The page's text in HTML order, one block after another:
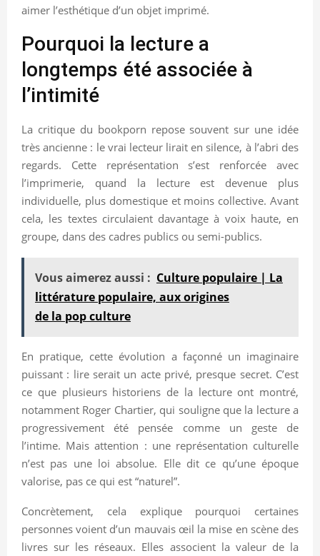
aimer l’esthétique d’un objet imprimé.
Pourquoi la lecture a
longtemps été associée à
l’intimité
La critique du bookporn repose souvent sur une idée
très ancienne : le vrai lecteur lirait en silence, à l’abri des
regards. Cette représentation s’est renforcée avec
l’imprimerie, quand la lecture est devenue plus
individuelle, plus domestique et moins collective. Avant
cela, les textes circulaient davantage à voix haute, en
groupe, dans des cadres publics ou semi-publics.
Vous aimerez aussi : Culture populaire | La
littérature populaire, aux origines
de la pop culture
En pratique, cette évolution a façonné un imaginaire
puissant : lire serait un acte privé, presque secret. C’est
ce que plusieurs historiens de la lecture ont montré,
notamment Roger Chartier, qui souligne que la lecture a
progressivement été pensée comme un geste de
l’intime. Mais attention : une représentation culturelle
n’est pas une loi absolue. Elle dit ce qu’une époque
valorise, pas ce qui est “naturel”.
Concrètement, cela explique pourquoi certaines
personnes voient d’un mauvais œil la mise en scène des
livres sur les réseaux. Elles associent la valeur de la